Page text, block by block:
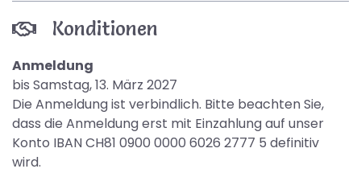
Konditionen
Anmeldung
bis Samstag, 13. März 2027
Die Anmeldung ist verbindlich. Bitte beachten Sie,
dass die Anmeldung erst mit Einzahlung auf unser
Konto IBAN CH81 0900 0000 6026 2777 5 definitiv
wird.